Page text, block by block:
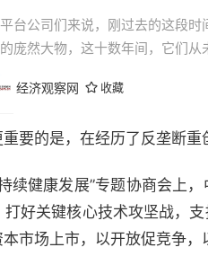
台公司们来说，刚过去的这段
庞然大物，这十数年间，它们从
经济观察网 收藏
要的是，在经历了反垄断重
续健康发展”专题协商会上
好关键核心技术攻坚战，
市场上市，以开放促竞争，